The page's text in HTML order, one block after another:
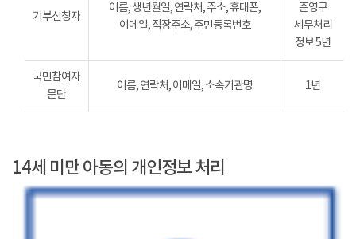
기부신청자
이름, 생년월일, 연락처, 주소, 휴대폰,
이메일, 직장주소, 주민등록번호
준영구
세무처리
정보 5년
국민참여자
문단
이름, 연락처, 이메일, 소속기관명 1년
14세 미만 아동의 개인정보 처리